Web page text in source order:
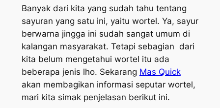
Banyak dari kita yang sudah tahu tentang
sayuran yang satu ini, yaitu wortel. Ya, sayur
berwarna jingga ini sudah sangat umum di
kalangan masyarakat. Tetapi sebagian dari
kita belum mengetahui wortel itu ada
beberapa jenis lho. Sekarang Mas Quick
akan membagikan informasi seputar wortel,
mari kita simak penjelasan berikut ini.